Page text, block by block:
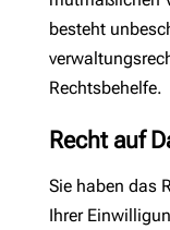
besteht
Rechtsbehelfe.
Recht auf
Sie haben das
Ihrer